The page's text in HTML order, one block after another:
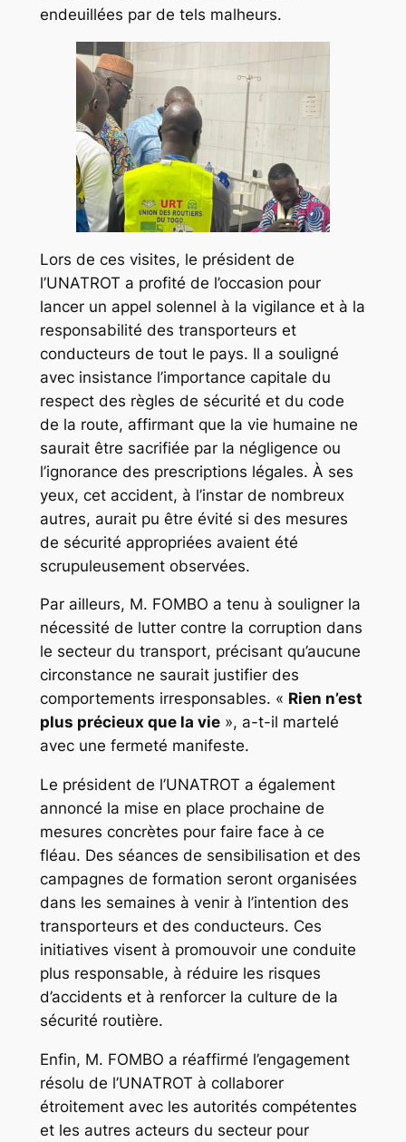
endeuillées par de tels malheurs.
Lors de ces visites, le président de
l’UNATROT a profité de l’occasion pour
lancer un appel solennel à la vigilance et à la
responsabilité des transporteurs et
conducteurs de tout le pays. Il a souligné
avec insistance l’importance capitale du
respect des règles de sécurité et du code
de la route, affirmant que la vie humaine ne
saurait être sacrifiée par la négligence ou
l’ignorance des prescriptions légales. À ses
yeux, cet accident, à l’instar de nombreux
autres, aurait pu être évité si des mesures
de sécurité appropriées avaient été
scrupuleusement observées.
Par ailleurs, M. FOMBO a tenu à souligner la
nécessité de lutter contre la corruption dans
le secteur du transport, précisant qu’aucune
circonstance ne saurait justifier des
comportements irresponsables. « Rien n’est
plus précieux que la vie», a-t-il martelé
avec une fermeté manifeste.
Le président de l’UNATROT a également
annoncé la mise en place prochaine de
mesures concrètes pour faire face à ce
fléau. Des séances de sensibilisation et des
campagnes de formation seront organisées
dans les semaines à venir à l’intention des
transporteurs et des conducteurs. Ces
initiatives visent à promouvoir une conduite
plus responsable, à réduire les risques
d’accidents et à renforcer la culture de la
sécurité routière.
Enfin, M. FOMBO a réaffirmé l’engagement
résolu de l’UNATROT à collaborer
étroitement avec les autorités compétentes
et les autres acteurs du secteur pour